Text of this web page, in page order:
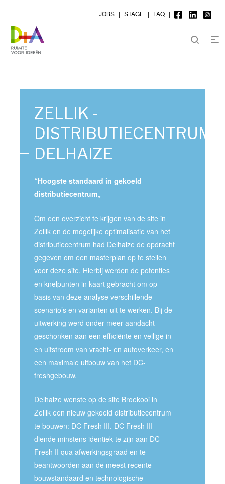
JOBS | STAGE | FAQ |
ZELLIK -
DISTRIBUTIECENTRUM
DELHAIZE
“Hoogste standaard in gekoeld
distributiecentrum„
Om een overzicht te krijgen van de site in
Zellik en de mogelijke optimalisatie van het
distributiecentrum had Delhaize de opdracht
gegeven om een masterplan op te stellen
voor deze site. Hierbij werden de potenties
en knelpunten in kaart gebracht om op
basis van deze analyse verschillende
scenario’s en varianten uit te werken. Bij de
uitwerking werd onder meer aandacht
geschonken aan een efficiënte en veilige in-
en uitstroom van vracht- en autoverkeer, en
een maximale uitbouw van het DC-
freshgebouw.
Delhaize wenste op de site Broekooi in
Zellik een nieuw gekoeld distributiecentrum
te bouwen: DC Fresh III. DC Fresh III
diende minstens identiek te zijn aan DC
Fresh II qua afwerkingsgraad en te
beantwoorden aan de meest recente
bouwstandaard en technologische